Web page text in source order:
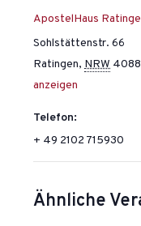
ApostelHaus
Sohlstättenstr. 66
Ratingen, NRW
anzeigen
Telefon:
+ 49 2102 715930
Ähnliche